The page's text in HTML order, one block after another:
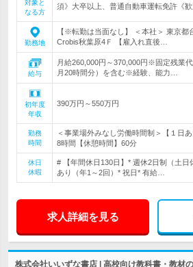
対象と
なる方
須》大卒以上、普通自動車運転免許《
勤務地
【※転勤は当面なし】 ＜本社＞ 東京都
Crobis秋葉原4Ｆ 【雇入れ直後…
給与
月給260,000円～370,000円※固定残業
月20時間分）を含む※経験、能力…
初年度
年収
390万円～550万円
勤務
時間
＜事業場外みなし労働時間制＞【１日
8時間【休憩時間】60分
休日
休暇
# 【年間休日130日】* 週休2日制（土
あり（年1～2回）* 祝日* 有給…
求人詳細を見る
株式会社いいずな書店 | 高校向け教科書・教材